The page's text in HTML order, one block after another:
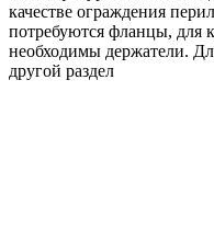
качестве ограждения
потребуются фланцы, для
необходимы держатели.
другой раздел